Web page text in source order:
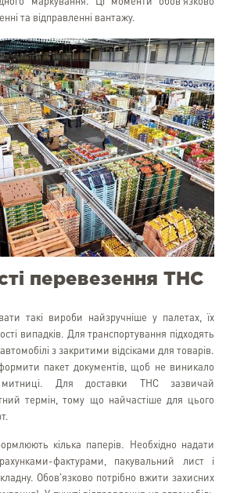
та відправленні вантажу.
перевезення ТНС
такі вироби найзручніше у палетах, їх
випадків. Для транспортування підходять
з закритими відсіками для товарів.
пакет документів, щоб не виникало
Для доставки ТНС зазвичай
термін, тому що найчастіше для цього
кілька паперів. Необхідно надати
фактурами, пакувальний лист і
Обов'язково потрібно вжити захисних